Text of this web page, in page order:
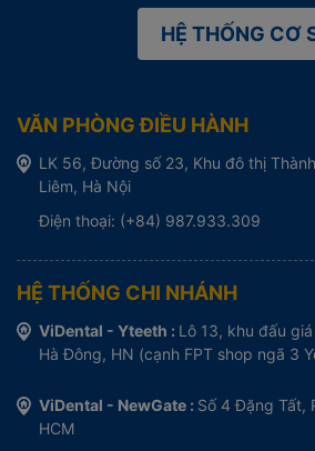
HỆ THỐNG CƠ
VĂN PHÒNG ĐIỀU HÀNH
LK 56, Đường số 23, Khu đô thị
Liêm, Hà Nội
Điện thoại: (+84) 987.933.309
HỆ THỐNG CHI NHÁNH
ViDental - Yteeth : Lô 13, khu đấu
Hà Đông, HN (cạnh FPT shop ngã 3
ViDental - NewGate : Số 4 Đặng Tất,
HCM